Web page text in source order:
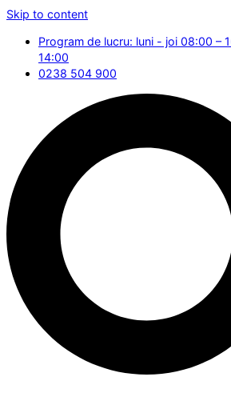
Skip to content
Program de lucru: luni - joi 08:00 –
14:00
0238 504 900